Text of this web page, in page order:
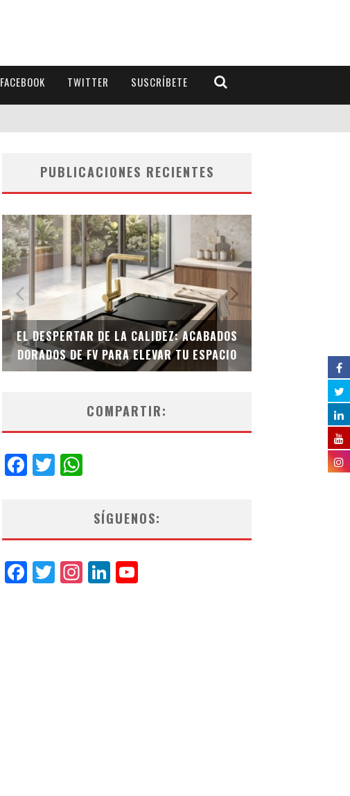
FACEBOOK TWITTER SUSCRÍBETE
PUBLICACIONES RECIENTES
EL DESPERTAR DE LA CALIDEZ: ACABADOS
DORADOS DE FV PARA ELEVAR TU ESPACIO
EL INODORO
COMPARTIR:
Facebook
Twitter
SÍGUENOS:
Facebook
Twitter
Instagram
LinkedIn